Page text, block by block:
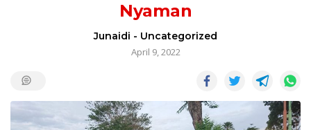
Nyaman
Junaidi - Uncategorized
April 9, 2022